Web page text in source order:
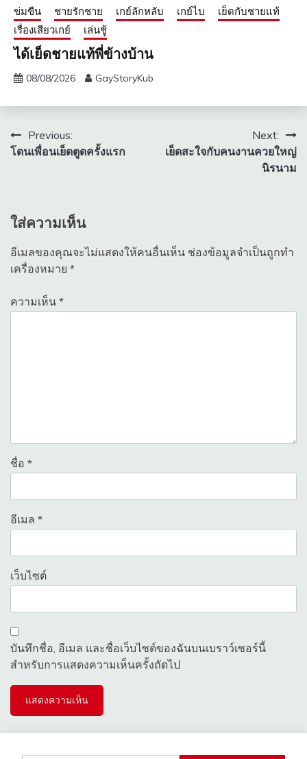
ข่มขืน ชายรักชาย เกย์ลักหลับ เกย์ไบ
เย็ดกับชายแท้
เรื่องเสียวเกย์
เล่นชู้
ได้เย็ดชายแท้พี่ข้างบ้าน
08/08/2026 GayStoryKub
แนะแนว
เรื่อง
Previous:
โดนเพื่อนเย็ดตูดครั้งแรก
Next:
เย็ดสะใจกับคนงานควยใหญ่
นิรนาม
ใส่ความเห็น
อีเมลของคุณจะไม่แสดงให้คนอื่นเห็น ช่องข้อมูลจำเป็นถูกทำ
เครื่องหมาย *
ความเห็น *
ชื่อ *
อีเมล *
เว็บไซต์
บันทึกชื่อ, อีเมล และชื่อเว็บไซต์ของฉันบนเบราว์เซอร์นี้
สำหรับการแสดงความเห็นครั้งถัดไป